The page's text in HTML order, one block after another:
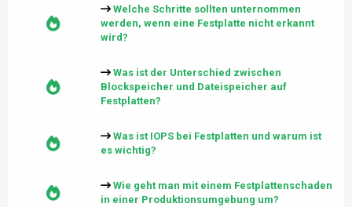
Welche Schritte sollten unternommen
werden, wenn eine Festplatte nicht erkannt
wird?
Was ist der Unterschied zwischen
Blockspeicher und Dateispeicher auf
Festplatten?
Was ist IOPS bei Festplatten und warum ist
es wichtig?
Wie geht man mit einem Festplattenschaden
in einer Produktionsumgebung um?